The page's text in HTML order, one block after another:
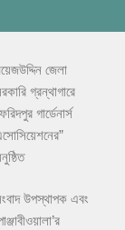
জেলা
গ্রন্থাগারে
গার্ডেনার্স
উপস্থাপক এবং